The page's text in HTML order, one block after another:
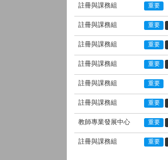
註冊與課務組 重要
註冊與課務組 重要
註冊與課務組 重要
註冊與課務組 重要
註冊與課務組 重要
註冊與課務組 重要
教師專業發展中心 重要
註冊與課務組 重要